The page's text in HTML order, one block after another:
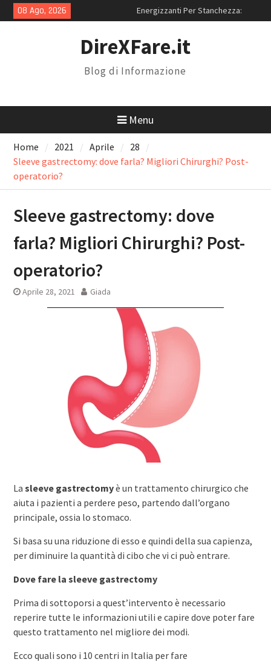
to
08 Ago, 2026
Energizzanti Per Stanchezza:
Quali Sono i Migliori in Assoluto?
Ricondizionati: Perché Scegliere
Magnolia Resort: Location Con
DireXFare.it
Blog di Informazione
Menu
Home 2021 Aprile
28
Sleeve gastrectomy: dove farla? Migliori Chirurghi? Post-
operatorio?
Sleeve gastrectomy: dove
farla? Migliori Chirurghi? Post-
operatorio?
Aprile 28, 2021 Giada
La sleeve gastrectomyè un trattamento chirurgico che
aiuta i pazienti a perdere peso, partendo dall’organo
principale, ossia lo stomaco.
Si basa su una riduzione di esso e quindi della sua capienza,
per diminuire la quantità di cibo che vi ci può entrare.
Dove fare la sleeve gastrectomy
Prima di sottoporsi a quest’intervento è necessario
reperire tutte le informazioni utili e capire dove poter fare
questo trattamento nel migliore dei modi.
Ecco quali sono i 10 centri in Italia per fare